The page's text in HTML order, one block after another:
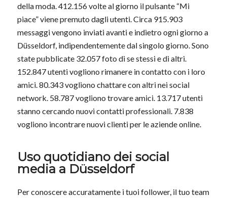
della moda. 412.156 volte al giorno il pulsante “Mi
piace” viene premuto dagli utenti. Circa 915.903
messaggi vengono inviati avanti e indietro ogni giorno a
Düsseldorf, indipendentemente dal singolo giorno. Sono
state pubblicate 32.057 foto di se stessi e di altri.
152.847 utenti vogliono rimanere in contatto con i loro
amici. 80.343 vogliono chattare con altri nei social
network. 58.787 vogliono trovare amici. 13.717 utenti
stanno cercando nuovi contatti professionali. 7.838
vogliono incontrare nuovi clienti per le aziende online.
Uso quotidiano dei social
media a Düsseldorf
Per conoscere accuratamente i tuoi follower, il tuo team